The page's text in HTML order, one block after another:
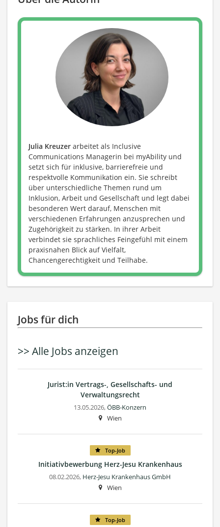
Julia Kreuzer arbeitet als Inclusive
Communications Managerin bei myAbility und
setzt sich für inklusive, barrierefreie und
respektvolle Kommunikation ein. Sie schreibt
über unterschiedliche Themen rund um
Inklusion, Arbeit und Gesellschaft und legt dabei
besonderen Wert darauf, Menschen mit
verschiedenen Erfahrungen anzusprechen und
Zugehörigkeit zu stärken. In ihrer Arbeit
verbindet sie sprachliches Feingefühl mit einem
praxisnahen Blick auf Vielfalt,
Chancengerechtigkeit und Teilhabe.
Jobs für dich
>> Alle Jobs anzeigen
Jurist:in Vertrags-, Gesellschafts- und
Verwaltungsrecht
13.05.2026,ÖBB-Konzern
Wien
Top-Job
Initiativbewerbung Herz-Jesu Krankenhaus
08.02.2026, Herz-Jesu Krankenhaus GmbH
Wien
Top-Job